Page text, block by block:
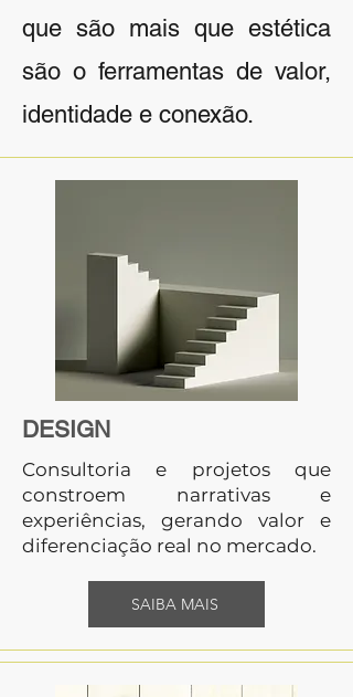
que são mais que estética
são o ferramentas de valor,
identidade e conexão.
DESIGN
Consultoria e projetos que
constroem narrativas e
experiências, gerando valor e
diferenciação real no mercado.
SAIBA MAIS